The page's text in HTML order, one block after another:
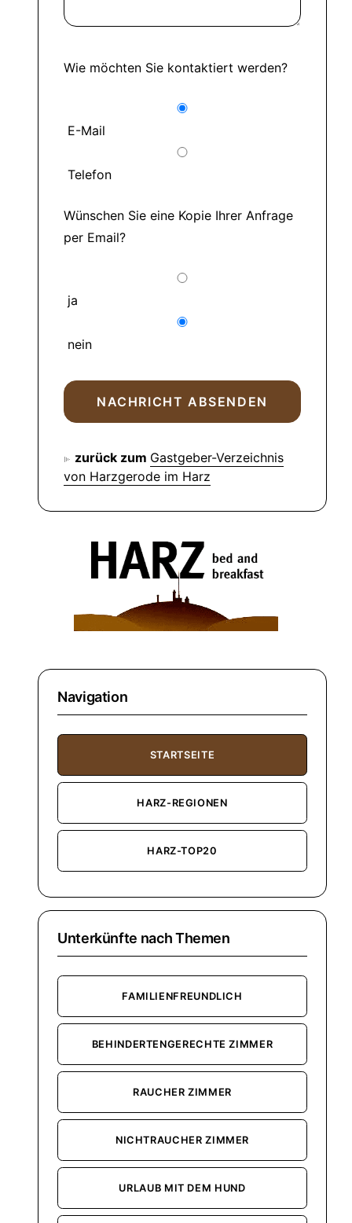
Wie möchten Sie kontaktiert werden?
E-Mail
Telefon
Wünschen Sie eine Kopie Ihrer Anfrage
per Email?
ja
nein
zurück zum Gastgeber-Verzeichnis
von Harzgerode im Harz
Navigation
STARTSEITE
HARZ-REGIONEN
HARZ-TOP20
Unterkünfte nach Themen
FAMILIENFREUNDLICH
BEHINDERTENGERECHTE ZIMMER
RAUCHER ZIMMER
NICHTRAUCHER ZIMMER
URLAUB MIT DEM HUND